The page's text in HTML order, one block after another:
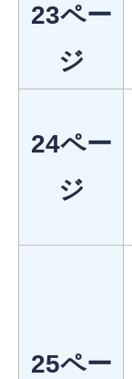
23ペー
ジ
24ペー
ジ
25ペー